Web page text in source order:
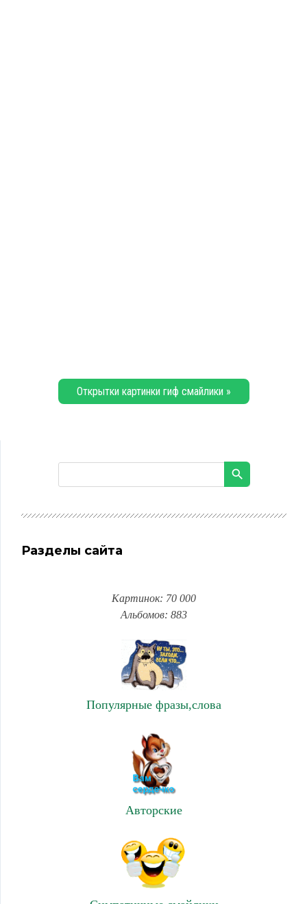
Открытки картинки гиф смайлики »
Разделы сайта
Картинок: 70 000
Альбомов: 883
Популярные фразы,слова
Авторские